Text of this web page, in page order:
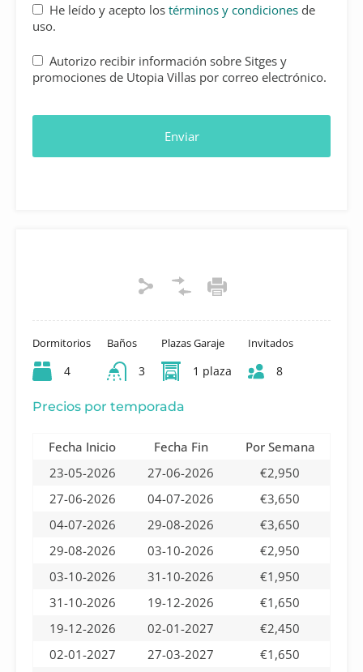
Dormitorios
4
Baños
3
Plazas Garaje
1 plaza
Invitados
8
Precios por temporada
Fecha Inicio Fecha Fin
Por Semana
23-05-2026
27-06-2026
€2,950
27-06-2026
04-07-2026
€3,650
04-07-2026
29-08-2026
€3,650
29-08-2026
03-10-2026
€2,950
03-10-2026
31-10-2026
€1,950
31-10-2026
19-12-2026
€1,650
19-12-2026
02-01-2027
€2,450
02-01-2027
27-03-2027
€1,650
He leído y acepto los términos y condiciones de
uso.
Autorizo recibir información sobre Sitges y
promociones de Utopia Villas por correo electrónico.
Enviar